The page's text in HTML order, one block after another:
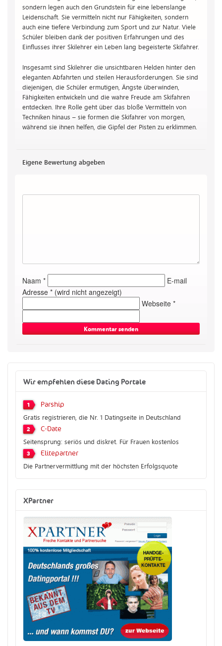
sondern legen auch den Grundstein für eine lebenslange
Leidenschaft. Sie vermitteln nicht nur Fähigkeiten, sondern
auch eine tiefere Verbindung zum Sport und zur Natur. Viele
Schüler bleiben dank der positiven Erfahrungen und des
Einflusses ihrer Skilehrer ein Leben lang begeisterte Skifahrer.
Insgesamt sind Skilehrer die unsichtbaren Helden hinter den
eleganten Abfahrten und steilen Herausforderungen. Sie sind
diejenigen, die Schüler ermutigen, Ängste überwinden,
Fähigkeiten entwickeln und die wahre Freude am Skifahren
entdecken. Ihre Rolle geht über das bloße Vermitteln von
Techniken hinaus – sie formen die Skifahrer von morgen,
während sie ihnen helfen, die Gipfel der Pisten zu erklimmen.
Eigene Bewertung abgeben
Naam *
E-mail
Adresse * (wird nicht angezeigt)
Webseite *
Wir empfehlen diese Dating Portale
1 Parship
Gratis registrieren, die Nr. 1 Datingseite in Deutschland
2 C-Date
Seitensprung: seriös und diskret. Für Frauen kostenlos
3 Elitepartner
Die Partnervermittlung mit der höchsten Erfolgsquote
XPartner